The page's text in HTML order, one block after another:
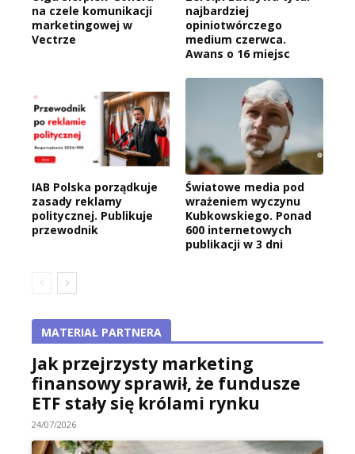
na czele komunikacji
marketingowej w
Vectrze
najbardziej
opiniotwórczego
medium czerwca.
Awans o 16 miejsc
IAB Polska porządkuje
zasady reklamy
politycznej. Publikuje
przewodnik
Światowe media pod
wrażeniem wyczynu
Kubkowskiego. Ponad
600 internetowych
publikacji w 3 dni
MATERIAŁ PARTNERA
Jak przejrzysty marketing
finansowy sprawił, że fundusze
ETF stały się królami rynku
24/07/2026